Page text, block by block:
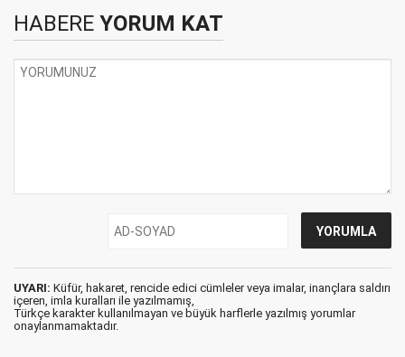
HABERE YORUM KAT
UYARI: Küfür, hakaret, rencide edici cümleler veya imalar, inançlara saldırı
içeren, imla kuralları ile yazılmamış,
Türkçe karakter kullanılmayan ve büyük harflerle yazılmış yorumlar
onaylanmamaktadır.